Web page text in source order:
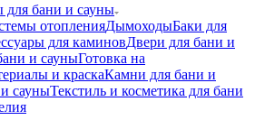
для бани и сауны
отопленияДымоходыБаки для
для каминовДвери для бани и
и сауныГотовка на
и краскаКамни для бани и
сауныТекстиль и косметика для бани